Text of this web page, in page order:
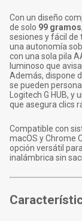
Con un diseño
de solo 99 gramos
sesiones y fácil de
una autonomía
con una sola pila
luminoso que
Además, dispone
se pueden
Logitech G HUB,
que asegura clics
Compatible con
macOS y Chrome
opción versátil
inalámbrica sin